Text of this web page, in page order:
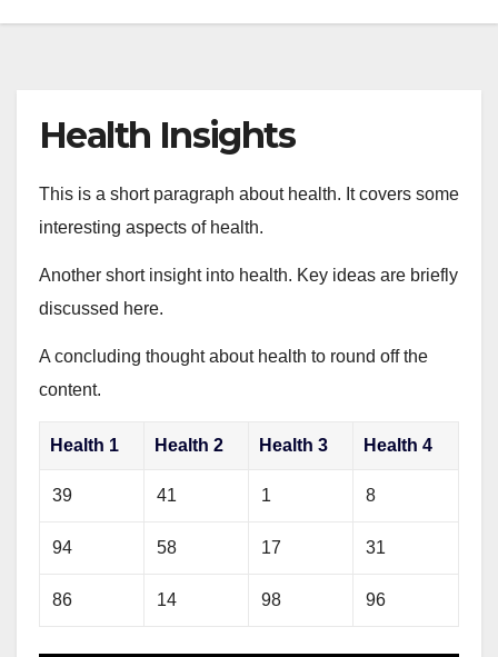
Health Insights
This is a short paragraph about health. It covers some
interesting aspects of health.
Another short insight into health. Key ideas are briefly
discussed here.
A concluding thought about health to round off the
content.
Health 1 Health 2 Health 3 Health 4
39 41 1 8
94 58 17 31
86 14 98 96